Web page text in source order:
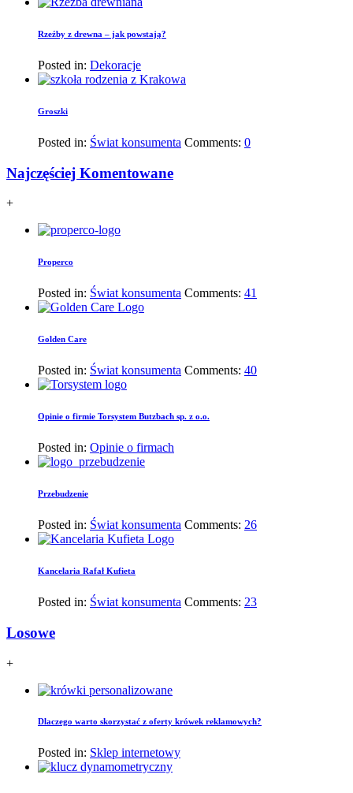
Rzeźby z drewna – jak powstają?
Posted in: Dekoracje
Groszki
Posted in: Świat konsumenta Comments: 0
Najczęściej Komentowane
+
Properco
Posted in: Świat konsumenta Comments: 41
Golden Care
Posted in: Świat konsumenta Comments: 40
Opinie o firmie Torsystem Butzbach sp. z o.o.
Posted in: Opinie o firmach
Przebudzenie
Posted in: Świat konsumenta Comments: 26
Kancelaria Rafał Kufieta
Posted in: Świat konsumenta Comments: 23
Losowe
+
Dlaczego warto skorzystać z oferty krówek reklamowych?
Posted in: Sklep internetowy